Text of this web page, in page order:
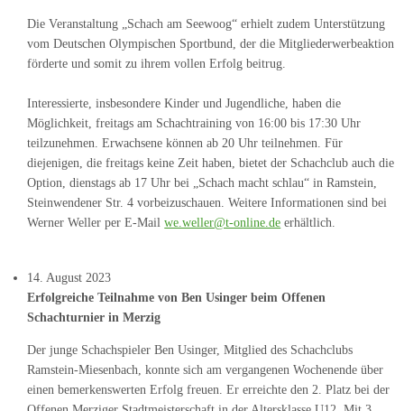
Die Veranstaltung „Schach am Seewoog“ erhielt zudem Unterstützung
vom Deutschen Olympischen Sportbund, der die Mitgliederwerbeaktion
förderte und somit zu ihrem vollen Erfolg beitrug.
Interessierte, insbesondere Kinder und Jugendliche, haben die
Möglichkeit, freitags am Schachtraining von 16:00 bis 17:30 Uhr
teilzunehmen. Erwachsene können ab 20 Uhr teilnehmen. Für
diejenigen, die freitags keine Zeit haben, bietet der Schachclub auch die
Option, dienstags ab 17 Uhr bei „Schach macht schlau“ in Ramstein,
Steinwendener Str. 4 vorbeizuschauen. Weitere Informationen sind bei
Werner Weller per E-Mailwe.weller@t-online.de erhältlich.
14. August 2023
Erfolgreiche Teilnahme von Ben Usinger beim Offenen
Schachturnier in Merzig
Der junge Schachspieler Ben Usinger, Mitglied des Schachclubs
Ramstein-Miesenbach, konnte sich am vergangenen Wochenende über
einen bemerkenswerten Erfolg freuen. Er erreichte den 2. Platz bei der